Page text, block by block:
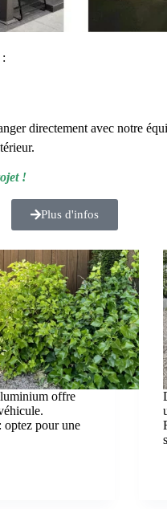
offre
optez pour une
directement avec notre
!
Plus d'infos